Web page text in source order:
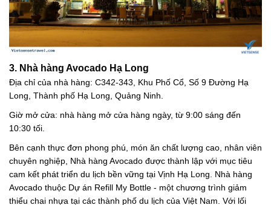
3. Nhà hàng Avocado Hạ Long
Địa chỉ của nhà hàng: C342-343, Khu Phố Cổ, Số 9 Đường Hạ
Long, Thành phố Hạ Long, Quảng Ninh.
Giờ mở cửa: nhà hàng mở cửa hàng ngày, từ 9:00 sáng đến
10:30 tối.
Bên cạnh thực đơn phong phú, món ăn chất lượng cao, nhân viên
chuyên nghiệp, Nhà hàng Avocado được thành lập với mục tiêu
cam kết phát triển du lịch bền vững tại Vịnh Hạ Long. Nhà hàng
Avocado thuộc Dự án Refill My Bottle - một chương trình giảm
thiểu chai nhựa tại các thành phố du lịch của Việt Nam. Với lối